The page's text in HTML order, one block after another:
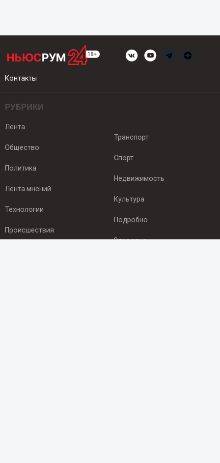
Контакты
РУБРИКИ
Лента
Общество
Политика
Лента мнений
Технологии
Происшествия
Транспорт
Спорт
Недвижимость
Культура
Подробно
Здоровье